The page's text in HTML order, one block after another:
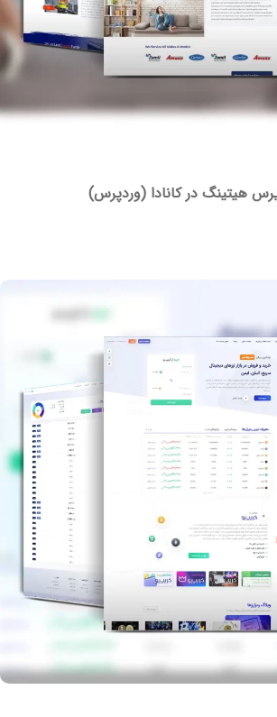
در کانادا (وردپرس)